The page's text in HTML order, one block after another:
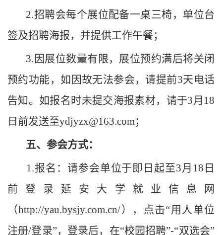
2.招聘会每个展位配备一桌三椅，单位台
签及招聘海报，并提供工作午餐；
3.因展位数量有限，展位预约满后将关闭
预约功能，如因故无法参会，请提前3天电话
告知。如报名时未提交海报素材，请于3月 18
日前发送至ydjyzx@163.com；
五、参会方式：
1.报名：请参会单位于即日起至3月 18 日
前登录延安大学就业信息网
（http://yau.bysjy.com.cn/），点击“用人单位
注册/登录”，登录后，在“校园招聘”-“双选会”